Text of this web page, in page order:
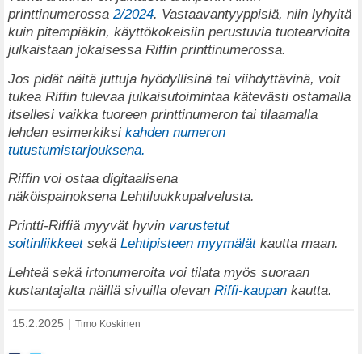
printtinumerossa 2/2024. Vastaavantyyppisiä, niin lyhyitä
kuin pitempiäkin, käyttökokeisiin perustuvia tuotearvioita
julkaistaan jokaisessa Riffin printtinumerossa.
Jos pidät näitä juttuja hyödyllisinä tai viihdyttävinä, voit
tukea Riffin tulevaa julkaisutoimintaa kätevästi ostamalla
itsellesi vaikka tuoreen printtinumeron tai tilaamalla
lehden esimerkiksi kahden numeron
tutustumistarjouksena.
Riffin voi ostaa digitaalisena
näköispainoksena Lehtiluukkupalvelusta.
Printti-Riffiä myyvät hyvin varustetut
soitinliikkeet sekä Lehtipisteen myymälätkautta maan.
Lehteä sekä irtonumeroita voi tilata myös suoraan
kustantajalta näillä sivuilla olevan Riffi-kaupan kautta.
15.2.2025 Timo Koskinen